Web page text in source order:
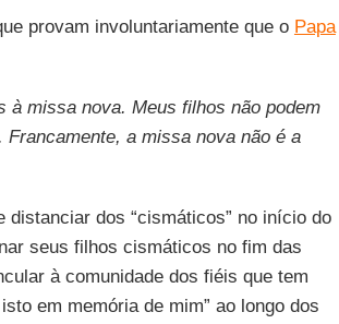
provam involuntariamente que o Papa
missa nova. Meus filhos não podem
a missa nova não é a
dos “cismáticos” no início do
seus filhos cismáticos no fim das
à comunidade dos fiéis que tem
em memória de mim” ao longo dos